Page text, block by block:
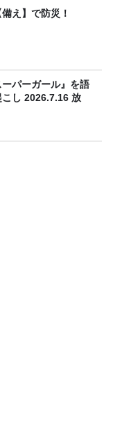
え】で防災！
ーパーガール』を語
し 2026.7.16 放